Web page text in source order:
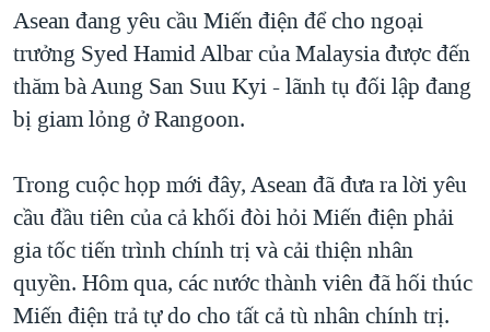
VĂN HOÁ
THỂ THAO
GIÁO DỤC
GROUND ZERO – XƯA VÀ NAY
CÁC GIÁ TRỊ CỘNG HÒA Ở VIỆT NAM
TRỊNH VĨNH BÌNH VS. CHÍNH PHỦ VIỆT NAM
NGƯ DÂN VIỆT VÀ LÀN SÓNG TRỘM HẢI SÂM
BÊN KIA QUỐC LỘ: TIẾNG VỌNG TỪ NÔNG THÔN MỸ
QUAN HỆ VIỆT MỸ
Ngôn ngữ khác
Asean đang yêu cầu Miến điện để cho ngoại
trưởng Syed Hamid Albar của Malaysia được đến
thăm bà Aung San Suu Kyi - lãnh tụ đối lập đang
bị giam lỏng ở Rangoon.
Trong cuộc họp mới đây, Asean đã đưa ra lời yêu
cầu đầu tiên của cả khối đòi hỏi Miến điện phải
gia tốc tiến trình chính trị và cải thiện nhân
quyền. Hôm qua, các nước thành viên đã hối thúc
Miến điện trả tự do cho tất cả tù nhân chính trị.